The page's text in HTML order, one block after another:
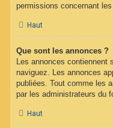
permissions concernant
Haut
Que sont les annonces ?
Les annonces contiennent
naviguez. Les annonces
publiées. Tout comme les
par les administrateurs du
Haut